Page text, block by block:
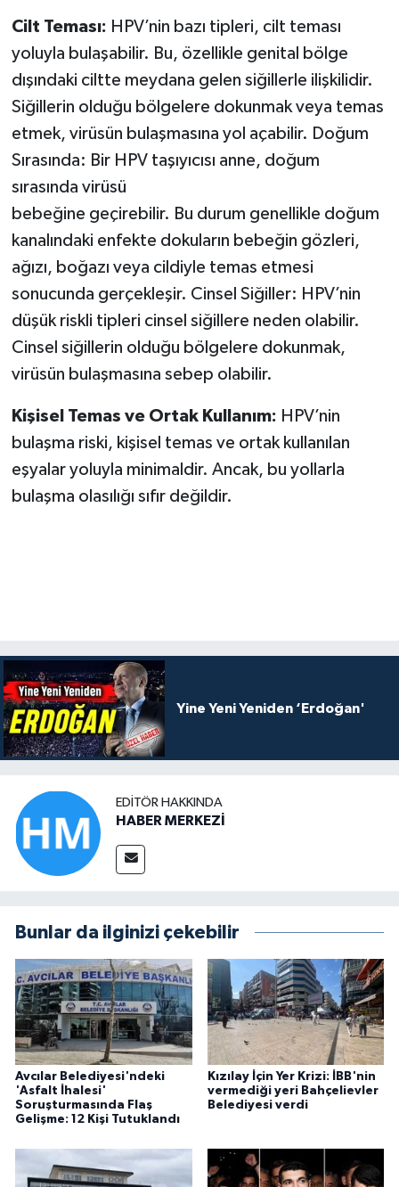
Cilt Teması: HPV’nin bazı tipleri, cilt teması
yoluyla bulaşabilir. Bu, özellikle genital bölge
dışındaki ciltte meydana gelen siğillerle ilişkilidir.
Siğillerin olduğu bölgelere dokunmak veya temas
etmek, virüsün bulaşmasına yol açabilir. Doğum
Sırasında: Bir HPV taşıyıcısı anne, doğum
sırasında virüsü
bebeğine geçirebilir. Bu durum genellikle doğum
kanalındaki enfekte dokuların bebeğin gözleri,
ağızı, boğazı veya cildiyle temas etmesi
sonucunda gerçekleşir. Cinsel Siğiller: HPV’nin
düşük riskli tipleri cinsel siğillere neden olabilir.
Cinsel siğillerin olduğu bölgelere dokunmak,
virüsün bulaşmasına sebep olabilir.
Kişisel Temas ve Ortak Kullanım: HPV’nin
bulaşma riski, kişisel temas ve ortak kullanılan
eşyalar yoluyla minimaldir. Ancak, bu yollarla
bulaşma olasılığı sıfır değildir.
Yine Yeni Yeniden ‘Erdoğan'
EDITÖR HAKKINDA
HABER MERKEZİ
Bunlar da ilginizi çekebilir
Avcılar Belediyesi'ndeki
'Asfalt İhalesi'
Soruşturmasında Flaş
Gelişme: 12 Kişi Tutuklandı
Kızılay İçin Yer Krizi: İBB'nin
vermediği yeri Bahçelievler
Belediyesi verdi